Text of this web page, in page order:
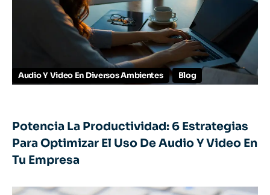
Audio Y Video En Diversos Ambientes Blog
Potencia La Productividad: 6 Estrategias
Para Optimizar El Uso De Audio Y Video En
Tu Empresa